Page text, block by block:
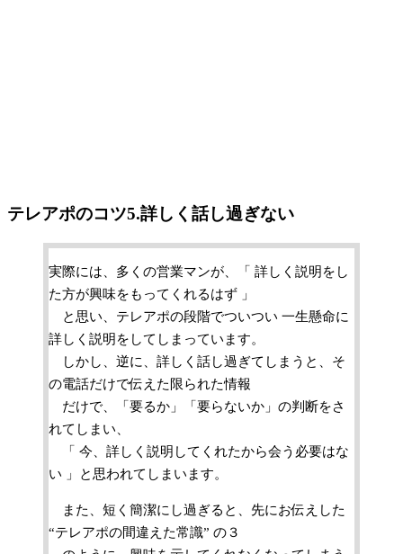
テレアポのコツ5.詳しく話し過ぎない
実際には、多くの営業マンが、「 詳しく説明をし
た方が興味をもってくれるはず 」
と思い、テレアポの段階でついつい 一生懸命に
詳しく説明をしてしまっています。
しかし、逆に、詳しく話し過ぎてしまうと、そ
の電話だけで伝えた限られた情報
だけで、「要るか」「要らないか」の判断をさ
れてしまい、
「 今、詳しく説明してくれたから会う必要はな
い 」と思われてしまいます。
また、短く簡潔にし過ぎると、先にお伝えした
“テレアポの間違えた常識” の３